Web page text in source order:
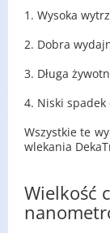
1. Wy­so­ka
2. Dobra
3. Długa
4. Niski spa­dek
Wszyst­kie te
wle­ka­nia
Wielkość